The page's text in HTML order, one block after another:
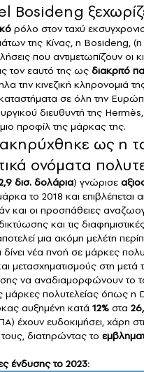
ρόλο στον ταχύ
της Κίνας, η Bosideng, (η
που αντιμετωπίζουν
τον εαυτό της ως διακριτό
την κινεζική κληρονομιά
σε όλη την
διευθυντή της Hermès
προφίλ της μάρκας της.
ως η
ονόματα
δισ. δολάρια) γνώρισε
το 2018 και
και οι προσπάθειες
και τις
μια ακόμη μελέτη
νέα πνοή σε μάρκες
μετασχηματισμούς στη μετά
να αναδιαμορφώνουν το
μάρκες πολυτελείας όπως η
αυξημένη κατά 12% στα
έχουν ευδοκιμήσει, χάρη
διατηρώντας το
ένδυσης το 2023: